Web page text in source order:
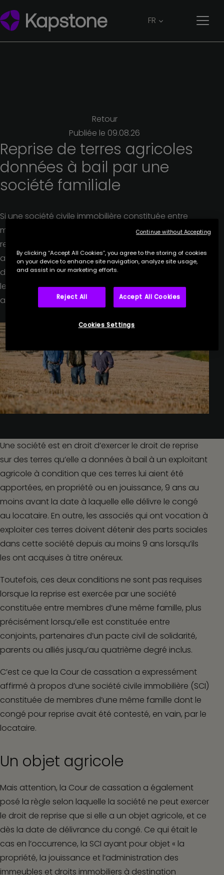
FR
Retour
Publiée le 09.08.26
Reprise de terres agricoles
données à bail par une
société familiale
Si une société civile immobilière constituée entre
membres d’une même famille peut exercer le droit de
reprise sur des terres agricoles données à bail sans
avoir à respecter la double condition d’ancienneté
des apports et de détention des parts sociales par
les associés, elle doit néanmoins avoir un objet
agricole.
Une société est en droit d’exercer le droit de reprise
sur des terres qu’elle a données à bail à un exploitant
agricole à condition que ces terres lui aient été
apportées, en propriété ou en jouissance, 9 ans au
moins avant la date à laquelle elle délivre le congé
au locataire. En outre, les associés qui ont vocation à
exploiter ces terres doivent détenir des parts sociales
dans cette société depuis au moins 9 ans lorsqu’ils
les ont acquises à titre onéreux.
Toutefois, ces deux conditions ne sont pas requises
lorsque la reprise est exercée par une société
constituée entre membres d’une même famille, plus
précisément lorsqu’elle est constituée entre
conjoints, partenaires d’un pacte civil de solidarité,
parents ou alliés jusqu’au quatrième degré inclus.
C’est ce que la Cour de cassation a expressément
affirmé à propos d’une société civile immobilière (SCI)
constituée de membres d’une même famille dont le
congé pour reprise avait été contesté, en vain, par le
locataire.
Un objet agricole
Mais attention, la Cour de cassation a également
posé la règle selon laquelle la société ne peut exercer
le droit de reprise que si elle a un objet agricole, et ce
dès la date de délivrance du congé. Ce qui était le
cas en l’occurrence, la SCI ayant pour objet « la
propriété, la jouissance et l’administration des
immeubles et droits immobiliers à destination
By clicking “Accept All Cookies”, you agree to the storing of cookies
on your device to enhance site navigation, analyze site usage,
and assist in our marketing efforts.
Reject All Accept All Cookies
Cookies Settings
Continue without Accepting